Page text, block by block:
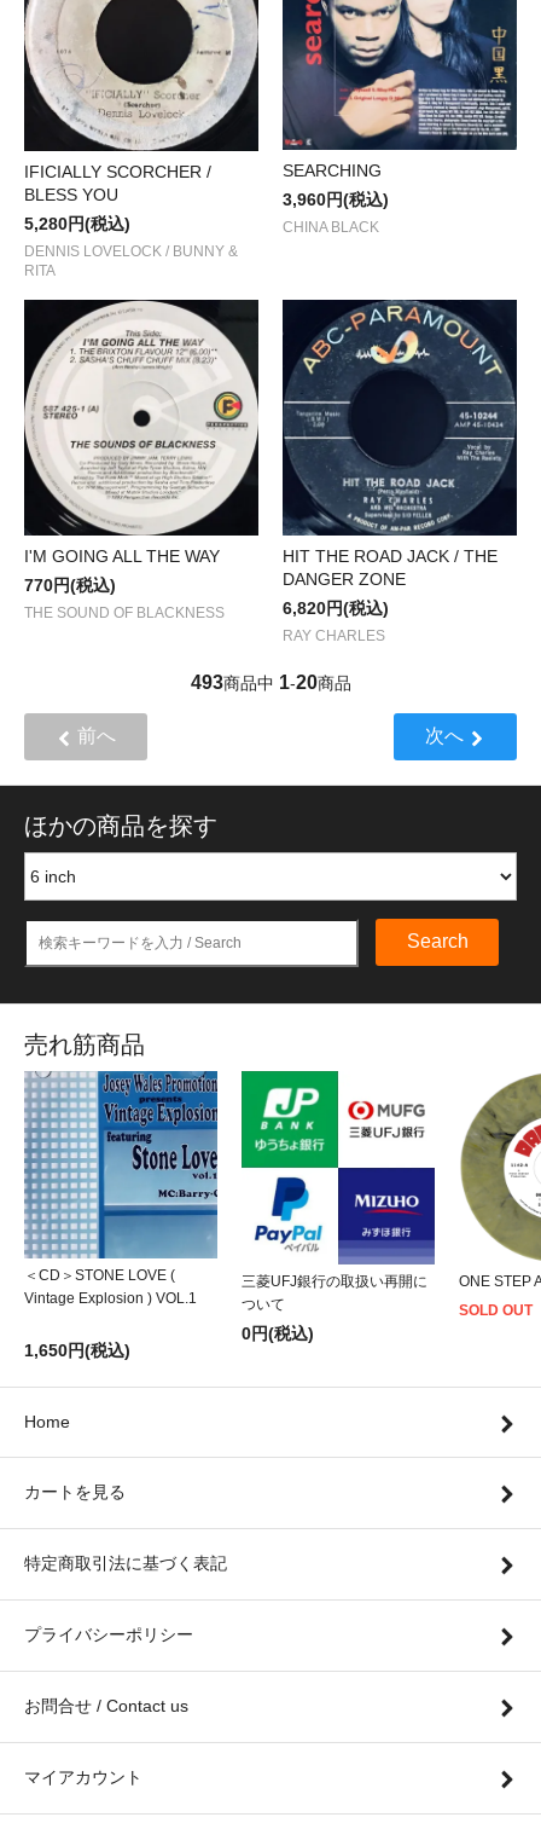
IFICIALLY SCORCHER /
BLESS YOU
5,280円(税込)
DENNIS LOVELOCK / BUNNY &
RITA
SEARCHING
3,960円(税込)
CHINA BLACK
I'M GOING ALL THE WAY
770円(税込)
THE SOUND OF BLACKNESS
HIT THE ROAD JACK / THE
DANGER ZONE
6,820円(税込)
RAY CHARLES
493商品中 1-20商品
前へ 次へ
ほかの商品を探す
Search
売れ筋商品
＜CD＞STONE LOVE (
Vintage Explosion ) VOL.1
1,650円(税込)
三菱UFJ銀行の取扱い再開に
ついて
0円(税込)
ONE STEP
SOLD OUT
Home
カートを見る
特定商取引法に基づく表記
プライバシーポリシー
お問合せ / Contact us
マイアカウント